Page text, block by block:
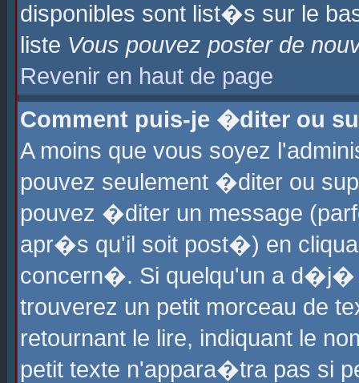
disponibles sont list�s sur le
liste Vous pouvez poster de
Revenir en haut de page
Comment puis-je �diter ou
A moins que vous soyez
pouvez seulement �diter ou
pouvez �diter un message
apr�s qu'il soit post�) en
concern�. Si quelqu'un a
trouverez un petit morceau de
retournant le lire, indiquant le
petit texte n'appara�tra pas si